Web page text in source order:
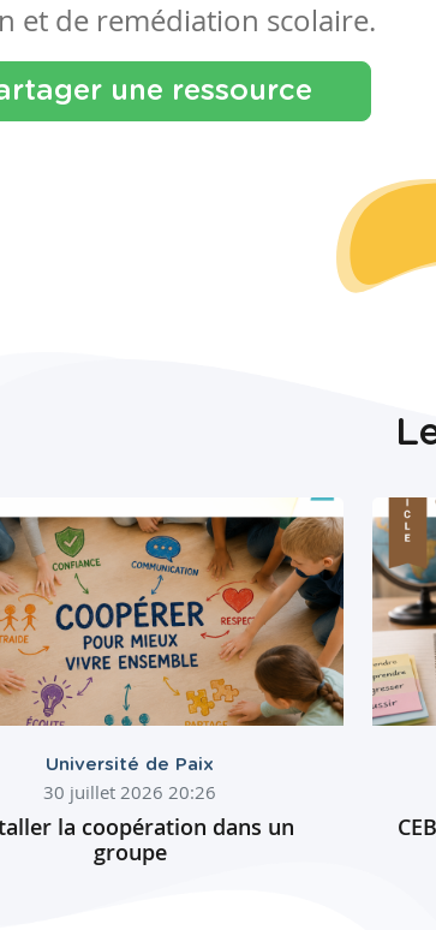
et de remédiation scolaire.
une ressource
Université de Paix
30 juillet 2026 20:26
la coopération dans un
groupe